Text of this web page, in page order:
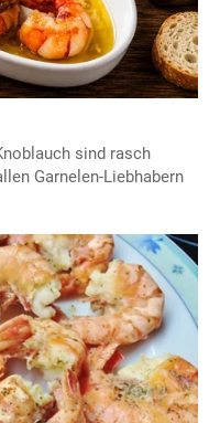
sind rasch
Garnelen-Liebhabern